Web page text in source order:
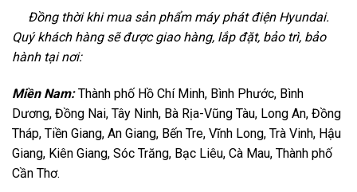
Đồng thời khi mua sản phẩm máy phát điện Hyundai.
Quý khách hàng sẽ được giao hàng, lắp đặt, bảo trì, bảo
hành tại nơi:
Miền Nam:Thành phố Hồ Chí Minh, Bình Phước, Bình
Dương, Đồng Nai, Tây Ninh, Bà Rịa-Vũng Tàu, Long An, Đồng
Tháp, Tiền Giang, An Giang, Bến Tre, Vĩnh Long, Trà Vinh, Hậu
Giang, Kiên Giang, Sóc Trăng, Bạc Liêu, Cà Mau, Thành phố
Cần Thơ.